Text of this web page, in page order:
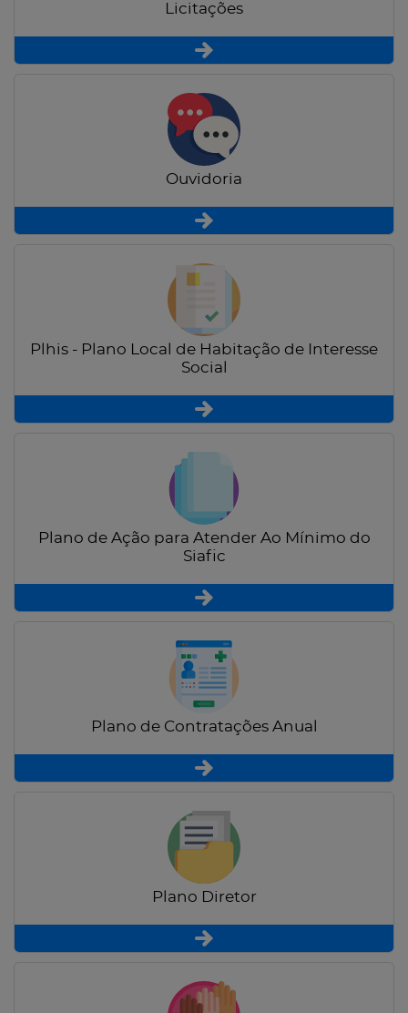
Licitações
Ouvidoria
Plhis - Plano Local de Habitação de Interesse
Social
Plano de Ação para Atender Ao Mínimo do
Siafic
Plano de Contratações Anual
Plano Diretor